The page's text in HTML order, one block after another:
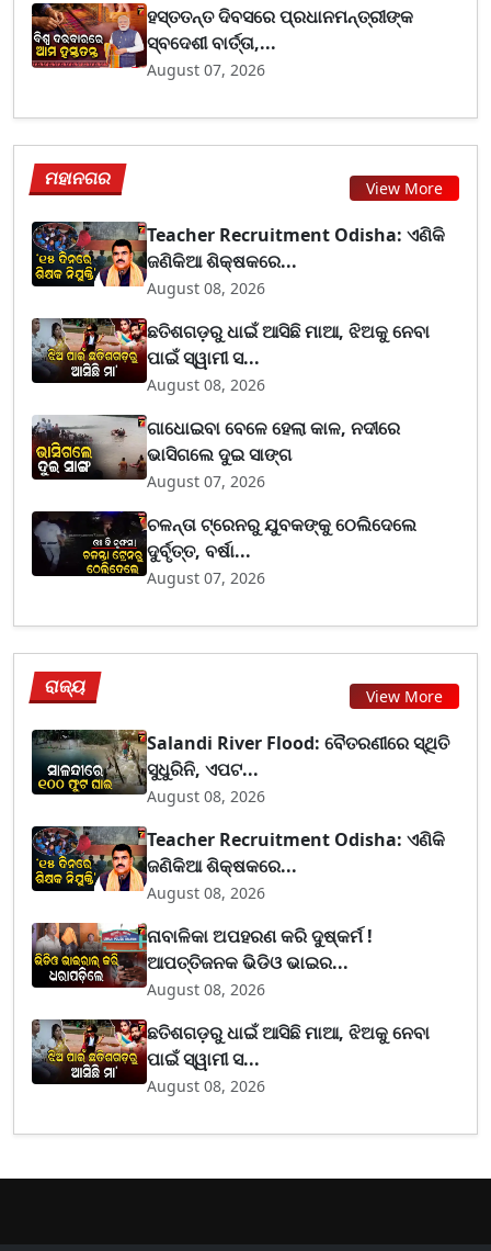
ହସ୍ତତନ୍ତ ଦିବସରେ ପ୍ରଧାନମନ୍ତ୍ରୀଙ୍କ
ସ୍ବଦେଶୀ ବାର୍ତ୍ତା,...
August 07, 2026
ମହାନଗର View More
Teacher Recruitment Odisha: ଏଣିକି
ଜଣିକିଆ ଶିକ୍ଷକରେ...
August 08, 2026
ଛତିଶଗଡ଼ରୁ ଧାଇଁ ଆସିଛି ମାଆ, ଝିଅକୁ ନେବା
ପାଇଁ ସ୍ୱାମୀ ସ...
August 08, 2026
ଗାଧୋଇବା ବେଳେ ହେଲା କାଳ, ନଦୀରେ
ଭାସିଗଲେ ଦୁଇ ସାଙ୍ଗ
August 07, 2026
ଚଳନ୍ତା ଟ୍ରେନରୁ ଯୁବକଙ୍କୁ ଠେଲିଦେଲେ
ଦୁର୍ବୃତ୍ତ, ବର୍ଷା...
August 07, 2026
ରାଜ୍ୟ View More
Salandi River Flood: ବୈତରଣୀରେ ସ୍ଥିତି
ସୁଧୁରିନି, ଏପଟ...
August 08, 2026
Teacher Recruitment Odisha: ଏଣିକି
ଜଣିକିଆ ଶିକ୍ଷକରେ...
August 08, 2026
ନାବାଳିକା ଅପହରଣ କରି ଦୁଷ୍କର୍ମ !
ଆପତ୍ତିଜନକ ଭିଡିଓ ଭାଇର...
August 08, 2026
ଛତିଶଗଡ଼ରୁ ଧାଇଁ ଆସିଛି ମାଆ, ଝିଅକୁ ନେବା
ପାଇଁ ସ୍ୱାମୀ ସ...
August 08, 2026